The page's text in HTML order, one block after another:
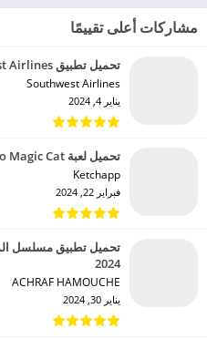
مشاركات أعلى تقييمًا
تحميل تطبيق Southwest Airlines مهكر للاندرويد 2024
Southwest Airlines‏
يناير 4, 2024
تحميل لعبة Divineko Magic Cat مهكرة للاندرويد 2024
Ketchapp‏
فبراير 22, 2024
تحميل تطبيق مسلسل
2024
ACHRAF HAMOUCHE‏
يناير 30, 2024